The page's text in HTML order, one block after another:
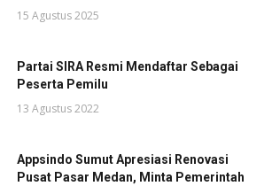
15 Agustus 2025
Partai SIRA Resmi Mendaftar Sebagai
Peserta Pemilu
13 Agustus 2022
Appsindo Sumut Apresiasi Renovasi
Pusat Pasar Medan, Minta Pemerintah